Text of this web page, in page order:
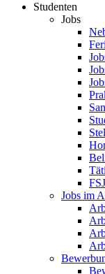
Studenten
Jobs
FSJ
Jobs im